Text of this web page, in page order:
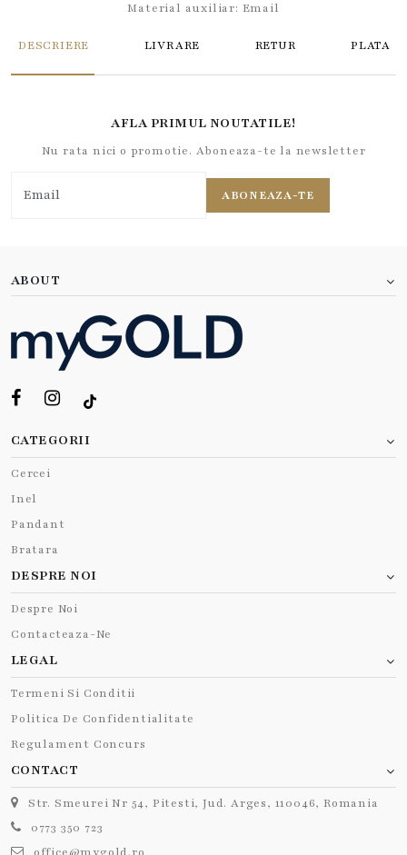
Material auxiliar: Email
DESCRIERE LIVRARE RETUR PLATA
AFLA PRIMUL NOUTATILE!
Nu rata nici o promotie. Aboneaza-te la newsletter
ABONEAZA-TE
ABOUT
CATEGORII
Cercei
Inel
Pandant
Bratara
DESPRE NOI
Despre Noi
Contacteaza-Ne
LEGAL
Termeni Si Conditii
Politica De Confidentialitate
Regulament Concurs
CONTACT
Str. Smeurei Nr 54, Pitesti, Jud. Arges, 110046, Romania
0773 350 723